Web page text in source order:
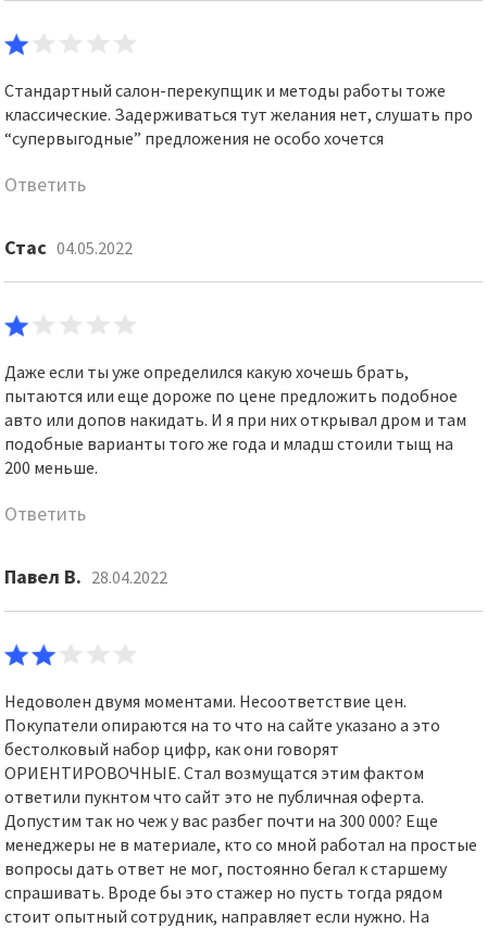
Стандартный салон-перекупщик и методы работы тоже
классические. Задерживаться тут желания нет, слушать про
“супервыгодные” предложения не особо хочется
Ответить
Стас 04.05.2022
Даже если ты уже определился какую хочешь брать,
пытаются или еще дороже по цене предложить подобное
авто или допов накидать. И я при них открывал дром и там
подобные варианты того же года и младш стоили тыщ на
200 меньше.
Ответить
Павел В. 28.04.2022
Недоволен двумя моментами. Несоответствие цен.
Покупатели опираются на то что на сайте указано а это
бестолковый набор цифр, как они говорят
ОРИЕНТИРОВОЧНЫЕ. Стал возмущатся этим фактом
ответили пукнтом что сайт это не публичная оферта.
Допустим так но чеж у вас разбег почти на 300 000? Еще
менеджеры не в материале, кто со мной работал на простые
вопросы дать ответ не мог, постоянно бегал к старшему
спрашивать. Вроде бы это стажер но пусть тогда рядом
стоит опытный сотрудник, направляет если нужно. На